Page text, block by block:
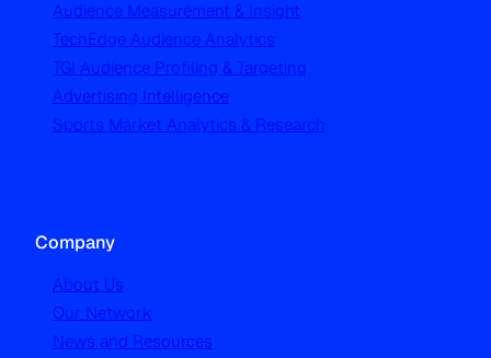
Audience Measurement & Insight
TechEdge Audience Analytics
TGI Audience Profiling & Targeting
Advertising Intelligence
Sports Market Analytics & Research
Company
About Us
Our Network
News and Resources